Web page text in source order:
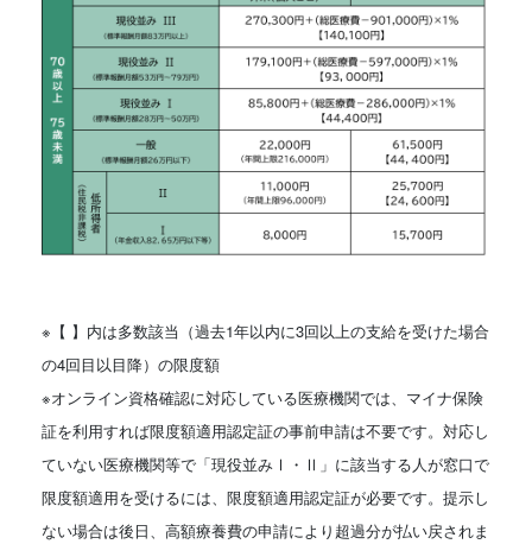
※【 】内は多数該当（過去1年以内に3回以上の支給を受けた場合
の4回目以目降）の限度額
※オンライン資格確認に対応している医療機関では、マイナ保険
証を利用すれば限度額適用認定証の事前申請は不要です。対応し
ていない医療機関等で「現役並みⅠ・Ⅱ」に該当する人が窓口で
限度額適用を受けるには、限度額適用認定証が必要です。提示し
ない場合は後日、高額療養費の申請により超過分が払い戻されま